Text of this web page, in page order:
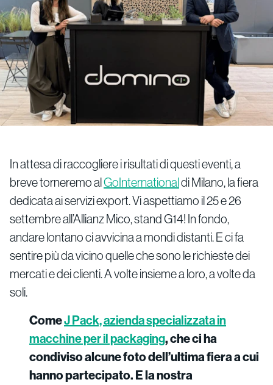
In attesa di raccogliere i risultati di questi eventi, a
breve torneremo alGoInternationaldi Milano, la fiera
dedicata ai servizi export. Vi aspettiamo il 25 e 26
settembre all’Allianz Mico, stand G14! In fondo,
andare lontano ci avvicina a mondi distanti. E ci fa
sentire più da vicino quelle che sono le richieste dei
mercati e dei clienti. A volte insieme a loro, a volte da
soli.
ComeJ Pack, azienda specializzata in
macchine per il packaging, che ci ha
condiviso alcune foto dell’ultima fiera a cui
hanno partecipato. E la nostra